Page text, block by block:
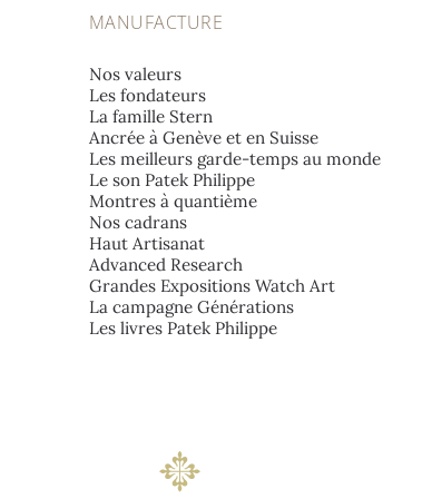
MANUFACTURE
Nos valeurs
Les fondateurs
La famille Stern
Ancrée à Genève et en Suisse
Les meilleurs garde-temps au monde
Le son Patek Philippe
Montres à quantième
Nos cadrans
Haut Artisanat
Advanced Research
Grandes Expositions Watch Art
La campagne Générations
Les livres Patek Philippe